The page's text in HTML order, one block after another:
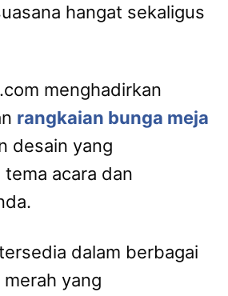
hangat sekaligus
menghadirkan
rangkaian bunga meja
desain yang
acara dan
dalam berbagai
yang